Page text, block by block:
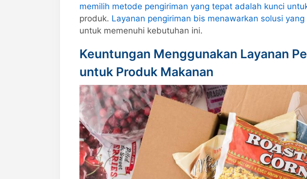
memilih metode pengiriman yang tepat adalah kunci
produk. Layanan pengiriman bis menawarkan solusi
untuk memenuhi kebutuhan ini.
Keuntungan Menggunakan Layanan
untuk Produk Makanan